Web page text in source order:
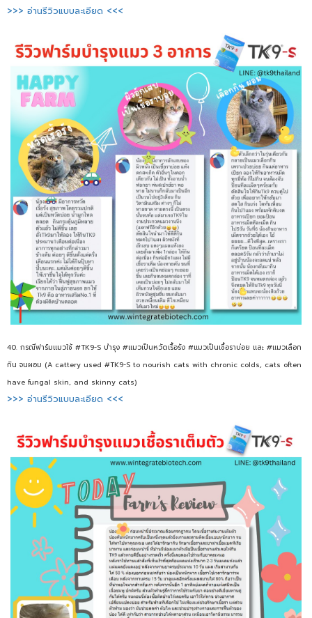
>>> อ่านรีวิวแบบละเอียด <<<
40. กรณีฟาร์มแมวใช้ #TK9-S บำรุง #แมวเป็นหวัดเรื้อรัง #แมวเป็นเชื้อราบ่อย และ #แมวเลือก
กิน จนผอม (A cattery used #TK9-S to nourish cats with chronic colds, cats often
have fungal skin, and skinny cats)
>>> อ่านรีวิวแบบละเอียด <<<